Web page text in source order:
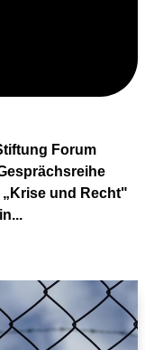
Forum
„Krise und Recht"